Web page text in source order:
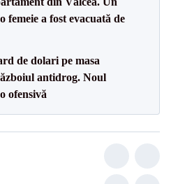
a fost evacuată de
de dolari pe masa
antidrog. Noul
ofensivă